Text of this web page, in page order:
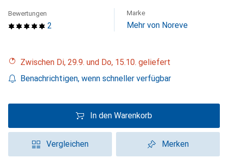
2
Bewertungen Marke
Mehr von Noreve
Zwischen Di, 29.9. und Do, 15.10. geliefert
Benachrichtigen, wenn schneller verfügbar
In den Warenkorb
Vergleichen Merken